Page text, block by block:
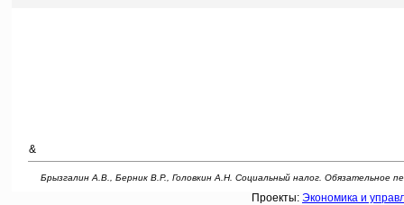
&
Брызгалин А.В., Берник В.Р., Головкин А.Н. Социальный налог. Обязательное
Проекты: Экономика и